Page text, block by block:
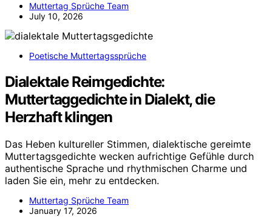
Muttertag Sprüche Team
July 10, 2026
Poetische Muttertagssprüche
Dialektale Reimgedichte:
Muttertaggedichte in Dialekt, die
Herzhaft klingen
Das Heben kultureller Stimmen, dialektische gereimte
Muttertagsgedichte wecken aufrichtige Gefühle durch
authentische Sprache und rhythmischen Charme und
laden Sie ein, mehr zu entdecken.
Muttertag Sprüche Team
January 17, 2026